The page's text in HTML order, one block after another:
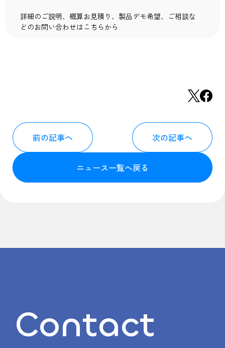
詳細のご説明、概算お見積り、製品デモ希望、ご相談な
どのお問い合わせはこちらから
前の記事へ 次の記事へ
ニュース一覧へ戻る
Contact